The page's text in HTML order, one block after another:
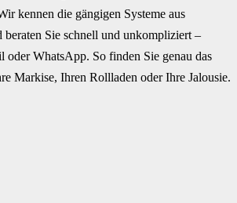
kennen die gängigen Systeme aus
beraten Sie schnell und unkompliziert –
oder WhatsApp. So finden Sie genau das
Markise, Ihren Rollladen oder Ihre Jalousie.